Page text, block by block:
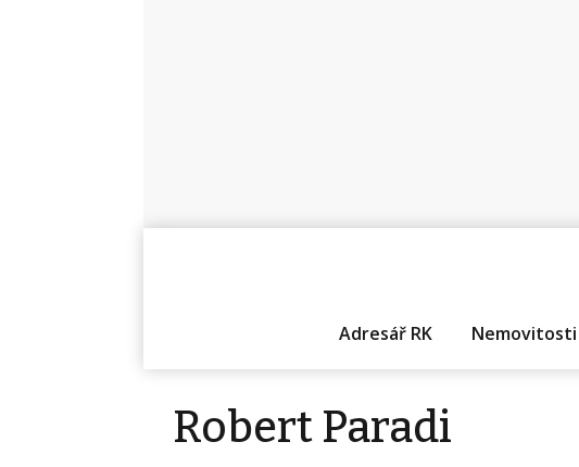
Adresář RK Nemovitosti
Robert Paradi